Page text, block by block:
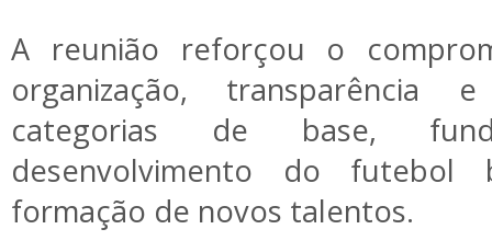
A reunião reforçou o
organização, transparência
categorias de base,
desenvolvimento do
formação de novos talentos.